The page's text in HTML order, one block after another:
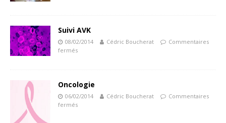
Suivi AVK
08/02/2014 Cédric Boucherat
Commentaires
fermés
Oncologie
06/02/2014 Cédric Boucherat
Commentaires
fermés